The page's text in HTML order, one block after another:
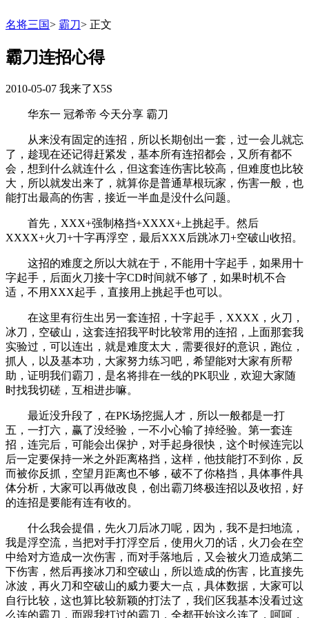
名将三国> 霸刀> 正文
霸刀连招心得
2010-05-07 我来了X5S
华东一 冠希帝 今天分享 霸刀
从来没有固定的连招，所以长期创出一套，过一会儿就忘
了，趁现在还记得赶紧发，基本所有连招都会，又所有都不
会，想到什么就连什么，但这套连伤害比较高，但难度也比较
大，所以就发出来了，就算你是普通草根玩家，伤害一般，也
能打出最高的伤害，接近一半血是没什么问题。
首先，XXX+强制格挡+XXXX+上挑起手。然后
XXXX+火刀+十字再浮空，最后XXX后跳冰刀+空破山收招。
这招的难度之所以大就在于，不能用十字起手，如果用十
字起手，后面火刀接十字CD时间就不够了，如果时机不合
适，不用XXX起手，直接用上挑起手也可以。
在这里有衍生出另一套连招，十字起手，XXXX，火刀，
冰刀，空破山，这套连招我平时比较常用的连招，上面那套我
实验过，可以连出，就是难度太大，需要很好的意识，跑位，
抓人，以及基本功，大家努力练习吧，希望能对大家有所帮
助，证明我们霸刀，是名将排在一线的PK职业，欢迎大家随
时找我切磋，互相进步嘛。
最近没升段了，在PK场挖掘人才，所以一般都是一打
五，一打六，赢了没经验，一不小心输了掉经验。第一套连
招，连完后，可能会出保护，对手起身很快，这个时候连完以
后一定要保持一米之外距离格挡，这样，他技能打不到你，反
而被你反抓，空望月距离也不够，破不了你格挡，具体事件具
体分析，大家可以再做改良，创出霸刀终极连招以及收招，好
的连招是要能有连有收的。
什么我会提倡，先火刀后冰刀呢，因为，我不是扫地流，
我是浮空流，当把对手打浮空后，使用火刀的话，火刀会在空
中给对方造成一次伤害，而对手落地后，又会被火刀造成第二
下伤害，然后再接冰刀和空破山，所以造成的伤害，比直接先
冰波，再火刀和空破山的威力要大一点，具体数据，大家可以
自行比较，这也算比较新颖的打法了，我们区我基本没看过这
么连的霸刀，而跟我打过的霸刀，全都开始这么连了，呵呵，